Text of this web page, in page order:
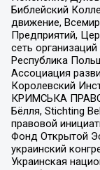
Библейский
движение,
Предприятий,
сеть
Республика
Ассоциация
Королевский
КРИМСЬКА
Бёлля, Stichting
правовой
Фонд Открытой
украинский
Украинская